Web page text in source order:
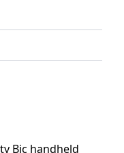
Bic handheld